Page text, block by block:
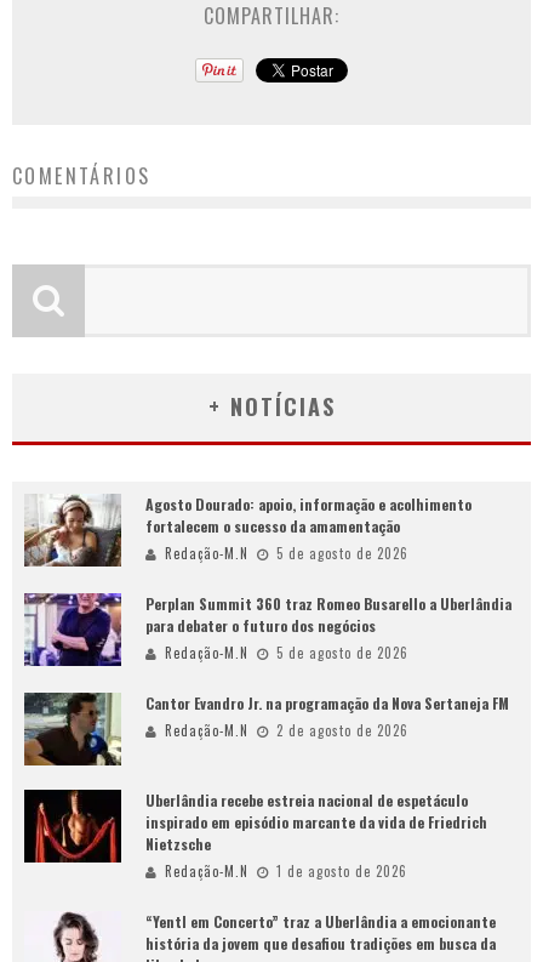
COMPARTILHAR:
COMENTÁRIOS
+ NOTÍCIAS
Agosto Dourado: apoio, informação e acolhimento
fortalecem o sucesso da amamentação
Redação-M.N 5 de agosto de 2026
Perplan Summit 360 traz Romeo Busarello a Uberlândia
para debater o futuro dos negócios
Redação-M.N 5 de agosto de 2026
Cantor Evandro Jr. na programação da Nova Sertaneja FM
Redação-M.N 2 de agosto de 2026
Uberlândia recebe estreia nacional de espetáculo
inspirado em episódio marcante da vida de Friedrich
Nietzsche
Redação-M.N 1 de agosto de 2026
“Yentl em Concerto” traz a Uberlândia a emocionante
história da jovem que desafiou tradições em busca da